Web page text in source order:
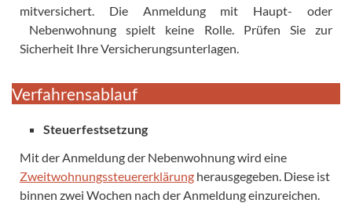
mitversichert. Die Anmeldung mit Haupt- oder
Nebenwohnung spielt keine Rolle. Prüfen Sie zur
Sicherheit Ihre Versicherungsunterlagen.
Verfahrensablauf
Steuerfestsetzung
Mit der Anmeldung der Nebenwohnung wird eine
Zweitwohnungssteuererklärung herausgegeben. Diese ist
binnen zwei Wochen nach der Anmeldung einzureichen.